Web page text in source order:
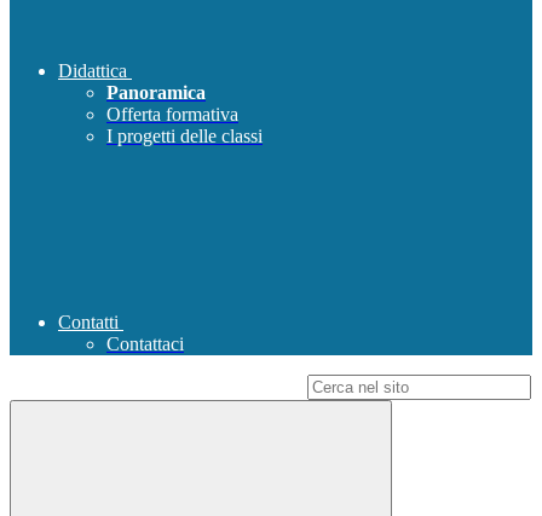
Didattica
Panoramica
Offerta formativa
I progetti delle classi
Contatti
Contattaci